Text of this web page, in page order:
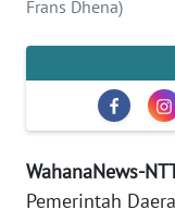
Frans Dhena)
WahanaNews-
Pemerintah
KAMI
KAMI